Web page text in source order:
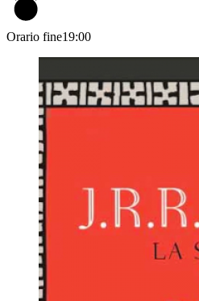
Orario fine19:00